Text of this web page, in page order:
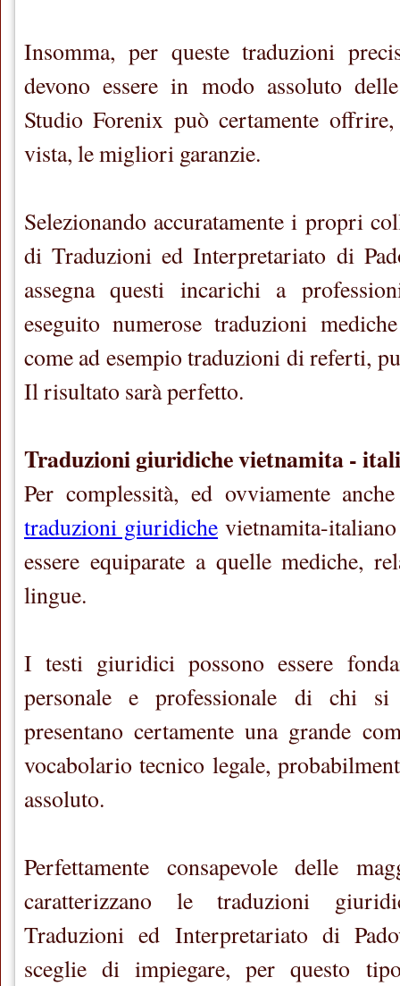
Insomma, per queste traduzioni
devono essere in modo assoluto
Studio Forenix può certamente
vista, le migliori garanzie.
Selezionando accuratamente i propri
di Traduzioni ed Interpretariato di
assegna questi incarichi a
eseguito numerose traduzioni
come ad esempio traduzioni di referti,
Il risultato sarà perfetto.
Traduzioni giuridiche vietnamita -
Per complessità, ed ovviamente
traduzioni giuridiche vietnamita-
essere equiparate a quelle mediche,
lingue.
I testi giuridici possono essere
personale e professionale di chi si
presentano certamente una grande
vocabolario tecnico legale,
assoluto.
Perfettamente consapevole delle
caratterizzano le traduzioni
Traduzioni ed Interpretariato di
sceglie di impiegare, per questo